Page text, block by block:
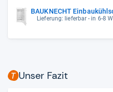
BAUKNECHT
Lieferung: lieferbar - in 6-8
Unser Fazit